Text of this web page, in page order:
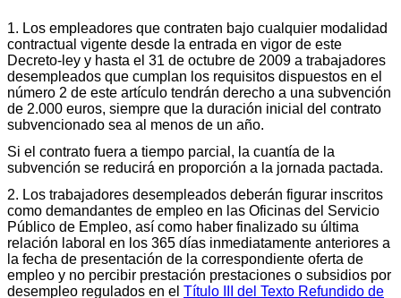
1. Los empleadores que contraten bajo cualquier modalidad
contractual vigente desde la entrada en vigor de este
Decreto-ley y hasta el 31 de octubre de 2009 a trabajadores
desempleados que cumplan los requisitos dispuestos en el
número 2 de este artículo tendrán derecho a una subvención
de 2.000 euros, siempre que la duración inicial del contrato
subvencionado sea al menos de un año.
Si el contrato fuera a tiempo parcial, la cuantía de la
subvención se reducirá en proporción a la jornada pactada.
2. Los trabajadores desempleados deberán figurar inscritos
como demandantes de empleo en las Oficinas del Servicio
Público de Empleo, así como haber finalizado su última
relación laboral en los 365 días inmediatamente anteriores a
la fecha de presentación de la correspondiente oferta de
empleo y no percibir prestación prestaciones o subsidios por
desempleo regulados en el Título III del Texto Refundido de